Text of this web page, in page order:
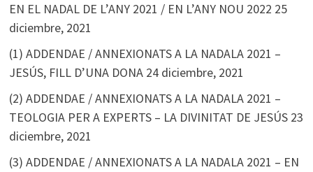
EN EL NADAL DE L’ANY 2021 / EN L’ANY NOU 2022 25
diciembre, 2021
(1) ADDENDAE / ANNEXIONATS A LA NADALA 2021 –
JESÚS, FILL D’UNA DONA 24 diciembre, 2021
(2) ADDENDAE / ANNEXIONATS A LA NADALA 2021 –
TEOLOGIA PER A EXPERTS – LA DIVINITAT DE JESÚS 23
diciembre, 2021
(3) ADDENDAE / ANNEXIONATS A LA NADALA 2021 – EN